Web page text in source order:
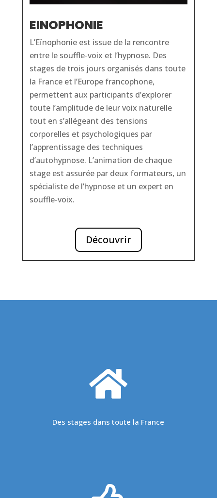
EINOPHONIE
L’Eïnophonie est issue de la rencontre
entre le souffle-voix et l’hypnose. Des
stages de trois jours organisés dans toute
la France et l’Europe francophone,
permettent aux participants d’explorer
toute l’amplitude de leur voix naturelle
tout en s’allégeant des tensions
corporelles et psychologiques par
l’apprentissage des techniques
d’autohypnose. L’animation de chaque
stage est assurée par deux formateurs, un
spécialiste de l’hypnose et un expert en
souffle-voix.
Découvrir

Des stages dans toute la France